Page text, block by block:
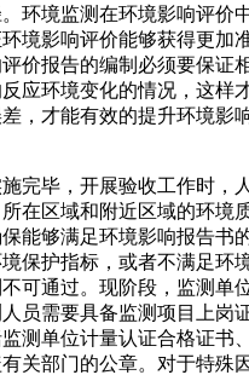
环境监测在环境影响评价
境影响评价能够获得更加
价报告的编制必须要保证
应环境变化的情况，这样
，才能有效的提升环境影
完毕，开展验收工作时，
在区域和附近区域的环境
能够满足环境影响报告书
保护指标，或者不满足环
可通过。现阶段，监测单
员需要具备监测项目上岗
测单位计量认证合格证书
关部门的公章。对于特殊